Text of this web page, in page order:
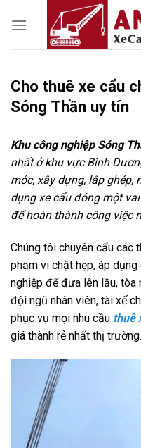
Cho thuê xe cẩu
Sóng Thần uy tín
Khu công nghiệp Sóng
nhất ở khu vực Bình
móc, xây dựng, lắp ghép,
dụng xe cẩu đóng một
để hoàn thành công việc
Chúng tôi chuyên cẩu các
phạm vi chật hẹp, áp
nghiệp để đưa lên lầu, tòa
đội ngũ nhân viên, tài xế
phục vụ mọi nhu cầu thuê
giá thành rẻ nhất thị trường.